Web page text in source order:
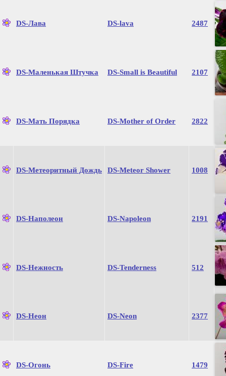
DS-Лава DS-lava 2487
DS-Маленькая Штучка DS-Small is Beautiful 2107
DS-Мать Порядка DS-Mother of Order 2822
DS-Метеоритный Дождь DS-Meteor Shower 1008
DS-Наполеон DS-Napoleon 2191
DS-Нежность DS-Tenderness 512
DS-Неон DS-Neon 2377
DS-Огонь DS-Fire 1479